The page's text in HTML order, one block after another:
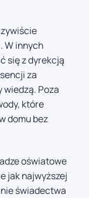
W innych
się z dyrekcją
za
wiedzą. Poza
które
domu bez
oświatowe
jak najwyższej
świadectwa